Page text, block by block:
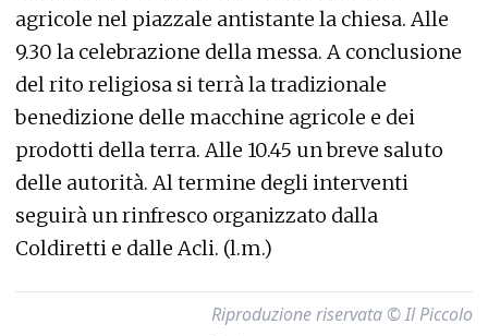
agricole nel piazzale antistante la chiesa. Alle
9.30 la celebrazione della messa. A conclusione
del rito religiosa si terrà la tradizionale
benedizione delle macchine agricole e dei
prodotti della terra. Alle 10.45 un breve saluto
delle autorità. Al termine degli interventi
seguirà un rinfresco organizzato dalla
Coldiretti e dalle Acli. (l.m.)
Riproduzione riservata © Il Piccolo